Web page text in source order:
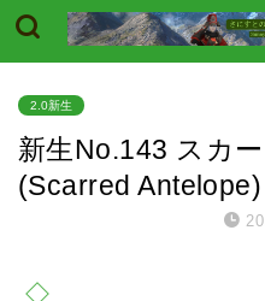
2.0新生
新生No.143 スカ
(Scarred Antelope)